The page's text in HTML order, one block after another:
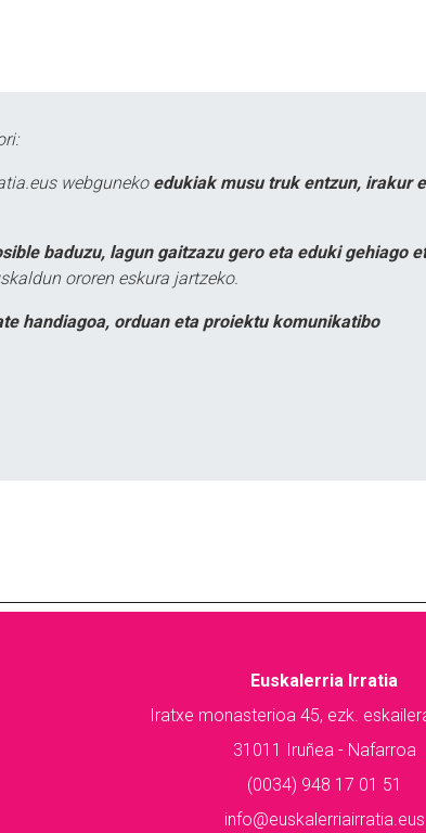
webguneko edukiak musu truk entzun, irakur
baduzu, lagun gaitzazu gero eta eduki gehiago
ororen eskura jartzeko.
handiagoa, orduan eta proiektu komunikatibo
Euskalerria Irratia
Iratxe monasterioa 45, ezk.
31011 Iruñea - Nafarroa
(0034) 948 17 01 51
info@euskalerriairratia.eus